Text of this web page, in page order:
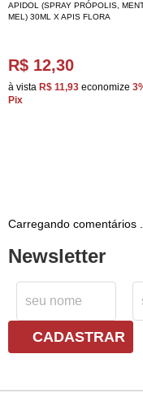
APIDOL (SPRAY PRÓPOLIS,
MEL) 30ML X APIS FLORA
R$ 12,30
à vista R$ 11,93 economize
Pix
Carregando comentários ...
Newsletter
CADASTRAR